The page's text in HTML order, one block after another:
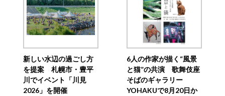
新しい水辺の過ごし方
を提案 札幌市・豊平
川でイベント「川見
2026」を開催
6人の作家が描く“風景
と猫”の共演 歌舞伎座
そばのギャラリー
YOHAKUで8月20日か